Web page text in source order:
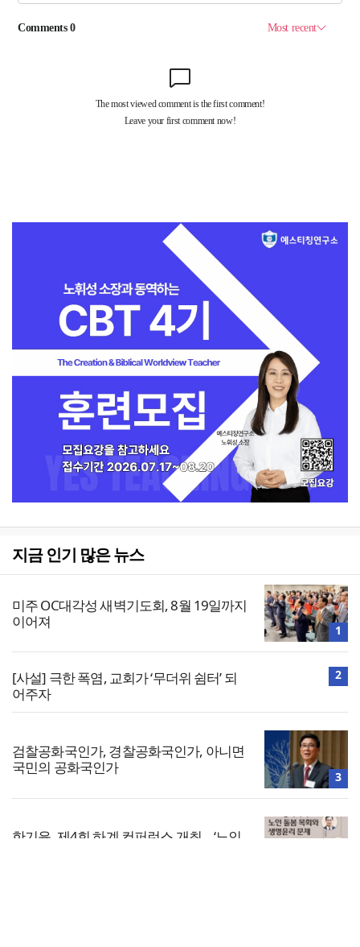
지금 인기 많은 뉴스
미주 OC대각성 새벽기도회, 8월 19일까지
이어져
1
[사설] 극한 폭염, 교회가 ‘무더위 쉼터’ 되
어주자
2
검찰공화국인가, 경찰공화국인가, 아니면
국민의 공화국인가
3
한기윤, 제4회 하계 컨퍼런스 개최… ‘노인